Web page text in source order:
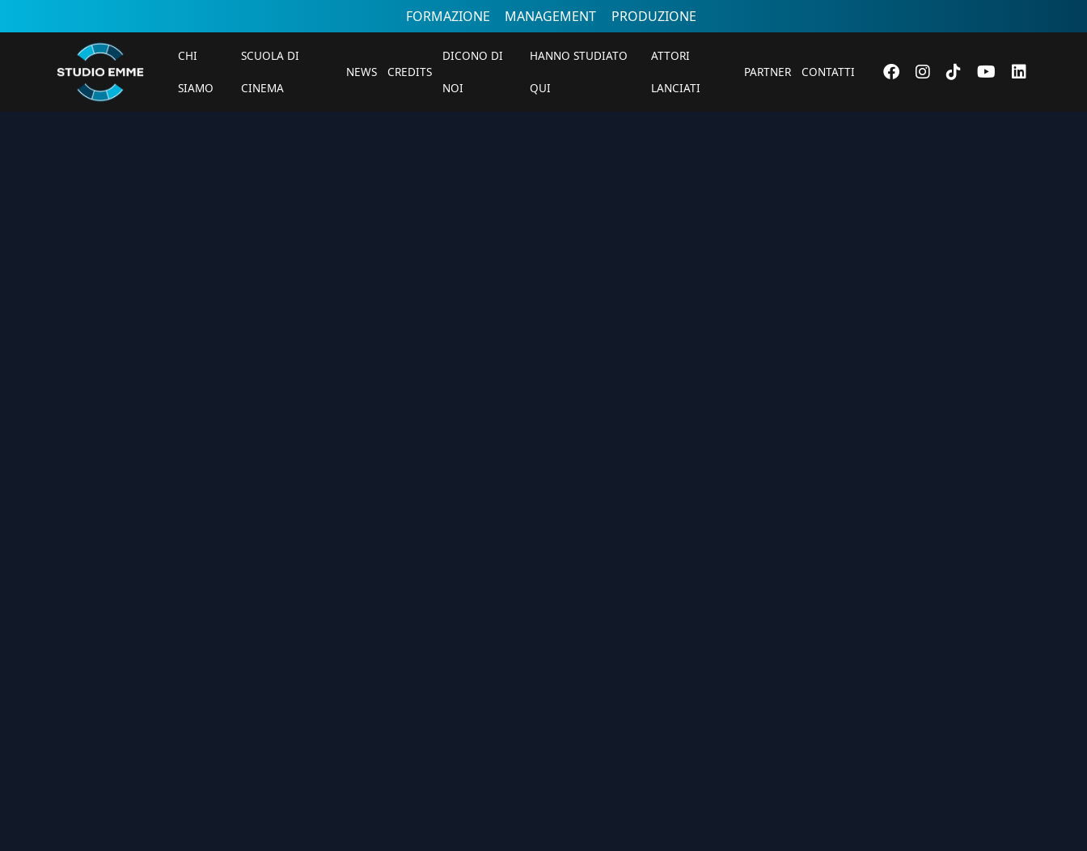
FORMAZIONE MANAGEMENT PRODUZIONE
CHI
SIAMO
SCUOLA DI
CINEMA
NEWS CREDITS
DICONO DI
NOI
HANNO STUDIATO
QUI
ATTORI
LANCIATI
PARTNER CONTATTI